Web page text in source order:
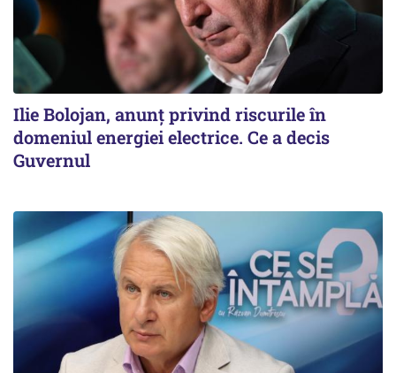
Ilie Bolojan, anunț privind riscurile în
domeniul energiei electrice. Ce a decis
Guvernul